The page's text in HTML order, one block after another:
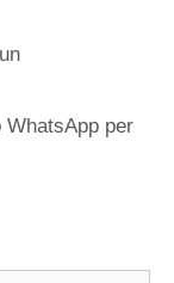
WhatsApp per